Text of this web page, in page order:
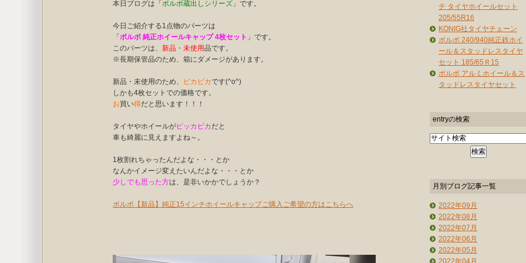
本日ブログは「 ボルボ蔵出しシリーズ 」です。
今日ご紹介する1点物のパーツは
「 ボルボ 純正ホイールキャップ 4枚セット 」です。
このパーツは、 新品・未使用品です。
※長期保管品のため、箱にダメージがあります。
新品・未使用のため、 ピカピカです(^o^)
しかも4枚セットでの価格です。
お買い得だと思います！！！
タイヤやホイールがピッカピカ だと
車も綺麗に見えますよね～。
1枚割れちゃったんだよな・・・とか
なんかイメージ変えたいんだよな・・・とか
少しでも思った方は、是非いかかでしょうか？
ボルボ【新品】純正15インチホイールキャップご購入ご希望の方はこちらへ
チ タイヤホイールセット
205/55R16
KONIG社タイヤチェーン
ボルボ 240/940純正鉄ホイ
ール＆スタッドレスタイヤ
セット 185/65Ｒ15
ボルボ アルミホイール＆ス
タッドレスタイヤセット
entryの検索
月別ブログ記事一覧
2022年09月
2022年08月
2022年07月
2022年06月
2022年05月
2022年04月